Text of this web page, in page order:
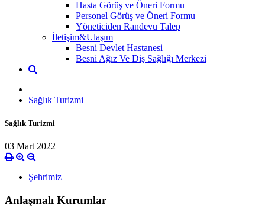
Hasta Görüş ve Öneri Formu
Personel Görüş ve Öneri Formu
Yöneticiden Randevu Talep
İletişim&Ulaşım
Besni Devlet Hastanesi
Besni Ağız Ve Diş Sağlığı Merkezi
Sağlık Turizmi
Sağlık Turizmi
03 Mart 2022
Şehrimiz
Anlaşmalı Kurumlar